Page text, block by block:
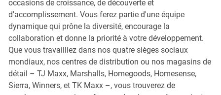
occasions de croissance, de découverte et
d'accomplissement. Vous ferez partie d'une équipe
dynamique qui prône la diversité, encourage la
collaboration et donne la priorité à votre développement.
Que vous travailliez dans nos quatre sièges sociaux
mondiaux, nos centres de distribution ou nos magasins de
détail – TJ Maxx, Marshalls, Homegoods, Homesense,
Sierra, Winners, et TK Maxx –, vous trouverez de